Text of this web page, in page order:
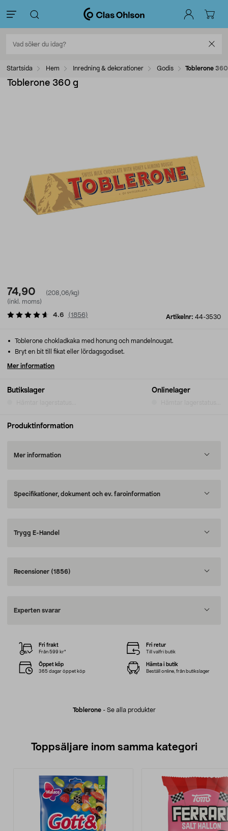
Startsida Hem Inredning & dekorationer Godis Toblerone
Toblerone 360 g
74,90
(208,06/kg)
(inkl. moms)
Artikelnr: 44-3530
4.6 (1856)
Butikslager Onlinelager
Toblerone chokladkaka med honung och mandelnougat.
Bryt en bit till fikat eller lördagsgodiset.
Mer information
Produktinformation
Mer information
Specifikationer, dokument och ev. faroinformation
Trygg E-Handel
Recensioner (1856)
Experten svarar
Toblerone- Se alla produkter
Fri frakt
Från 599 kr*
Fri retur
Till valfri butik
Öppet köp
365 dagar öppet köp
Hämta i butik
Beställ online, från butikslager
Toppsäljare inom samma kategori